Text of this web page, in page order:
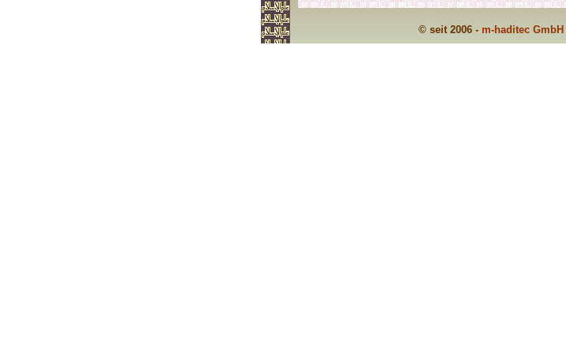
© seit 2006 - m-haditec GmbH